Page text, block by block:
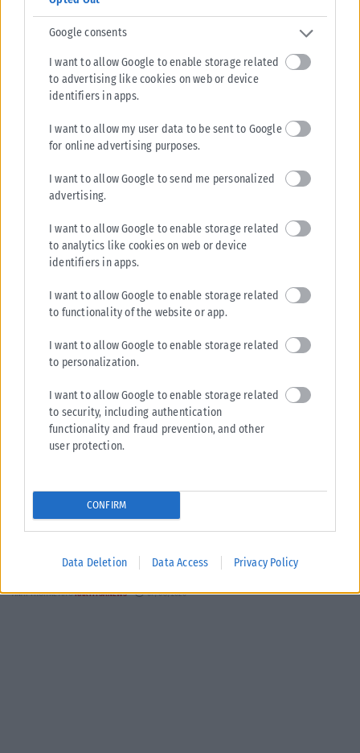
Google consents
I want to allow Google to enable storage related
to advertising like cookies on web or device
identifiers in apps.
I want to allow my user data to be sent to Google
for online advertising purposes.
I want to allow Google to send me personalized
advertising.
I want to allow Google to enable storage related
to analytics like cookies on web or device
identifiers in apps.
I want to allow Google to enable storage related
to functionality of the website or app.
I want to allow Google to enable storage related
to personalization.
I want to allow Google to enable storage related
to security, including authentication
functionality and fraud prevention, and other
user protection.
CONFIRM
Data Deletion Data Access Privacy Policy
ΑΘΛΗΤΙΚΆ
Μοκόκα: «Θέλουμε να χτίσουμε κάτι μεγάλο στον Άρη»
Τις πρώτες του δηλώσεις ως παίκτης του Άρη έκανε ο Άνταμ Μοκόκα, ο
ΑΝΑΡΤΉΘΗΚΕ ΑΠΌKARFITSANEWS 07/08/2026
Ενδιαφέρον της «Γαλατά» για τον Κωνσταντέλια
Πρόταση για τον δανεισμό του Γιάννη Κωνσταντέλια με οψιόν αγοράς
τουρκικά...
ΑΝΑΡΤΉΘΗΚΕ ΑΠΌKARFITSANEWS 07/08/2026